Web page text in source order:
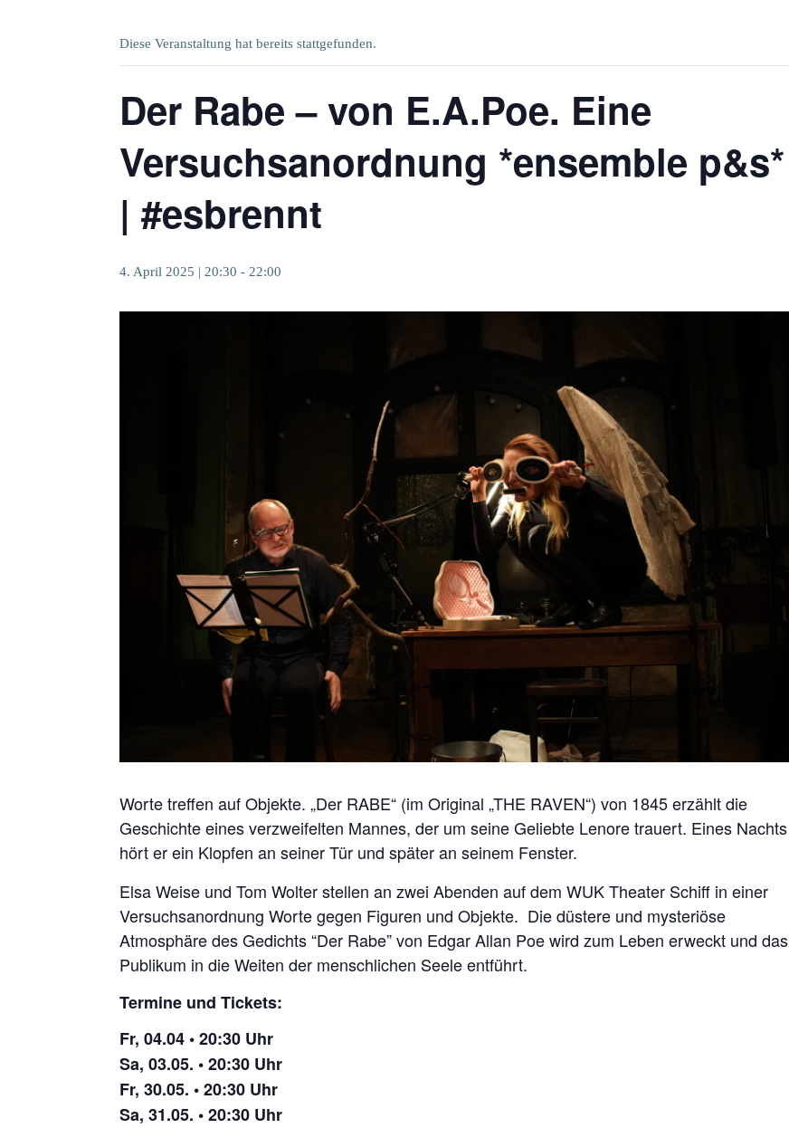
Diese Veranstaltung hat bereits stattgefunden.
Der Rabe – von E.A.Poe. Eine
Versuchsanordnung *ensemble p&s*
| #esbrennt
4. April 2025 | 20:30 - 22:00
Worte treffen auf Objekte. „Der RABE“ (im Original „THE RAVEN“) von 1845 erzählt die
Geschichte eines verzweifelten Mannes, der um seine Geliebte Lenore trauert. Eines Nachts
hört er ein Klopfen an seiner Tür und später an seinem Fenster.
Elsa Weise und Tom Wolter stellen an zwei Abenden auf dem WUK Theater Schiff in einer
Versuchsanordnung Worte gegen Figuren und Objekte. Die düstere und mysteriöse
Atmosphäre des Gedichts “Der Rabe” von Edgar Allan Poe wird zum Leben erweckt und das
Publikum in die Weiten der menschlichen Seele entführt.
Termine und Tickets:
Fr, 04.04 • 20:30 Uhr
Sa, 03.05. • 20:30 Uhr
Fr, 30.05. • 20:30 Uhr
Sa, 31.05. • 20:30 Uhr